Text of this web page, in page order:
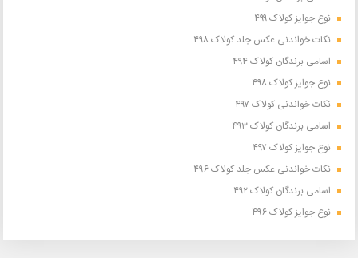
نوع جوایز کولاک ۴۹۹
نکات خواندنی عکس جلد کولاک ۴۹۸
اسامی برندگان کولاک ۴۹۴
نوع جوایز کولاک ۴۹۸
نکات خواندنی کولاک ۴۹۷
اسامی برندگان کولاک ۴۹۳
نوع جوایز کولاک ۴۹۷
نکات خواندنی عکس جلد کولاک ۴۹۶
اسامی برندگان کولاک ۴۹۲
نوع جوایز کولاک ۴۹۶